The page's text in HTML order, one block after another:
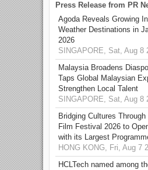
Press Release from PR
Agoda Reveals Growing
Weather Destinations in
2026
SINGAPORE, Sat, Aug 8
Malaysia Broadens
Taps Global Malaysian
Strengthen Local Talent
SINGAPORE, Sat, Aug 8
Bridging Cultures
Film Festival 2026 to
with its Largest
HONG KONG, Fri, Aug 7
HCLTech named among